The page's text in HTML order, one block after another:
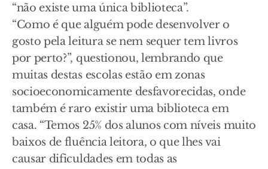
“não existe uma única biblioteca”.
“Como é que alguém pode desenvolver o
gosto pela leitura se nem sequer tem livros
por perto?”, questionou, lembrando que
muitas destas escolas estão em zonas
socioeconomicamente desfavorecidas, onde
também é raro existir uma biblioteca em
casa. “Temos 25% dos alunos com níveis muito
baixos de fluência leitora, o que lhes vai
causar dificuldades em todas as